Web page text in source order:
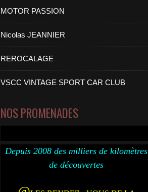
MOTOR PASSION
Nicolas JEANNIER
REROCALAGE
VSCC VINTAGE SPORT CAR CLUB
NOS PROMENADES
Depuis 2008 des milliers de kilomètres
de découvertes